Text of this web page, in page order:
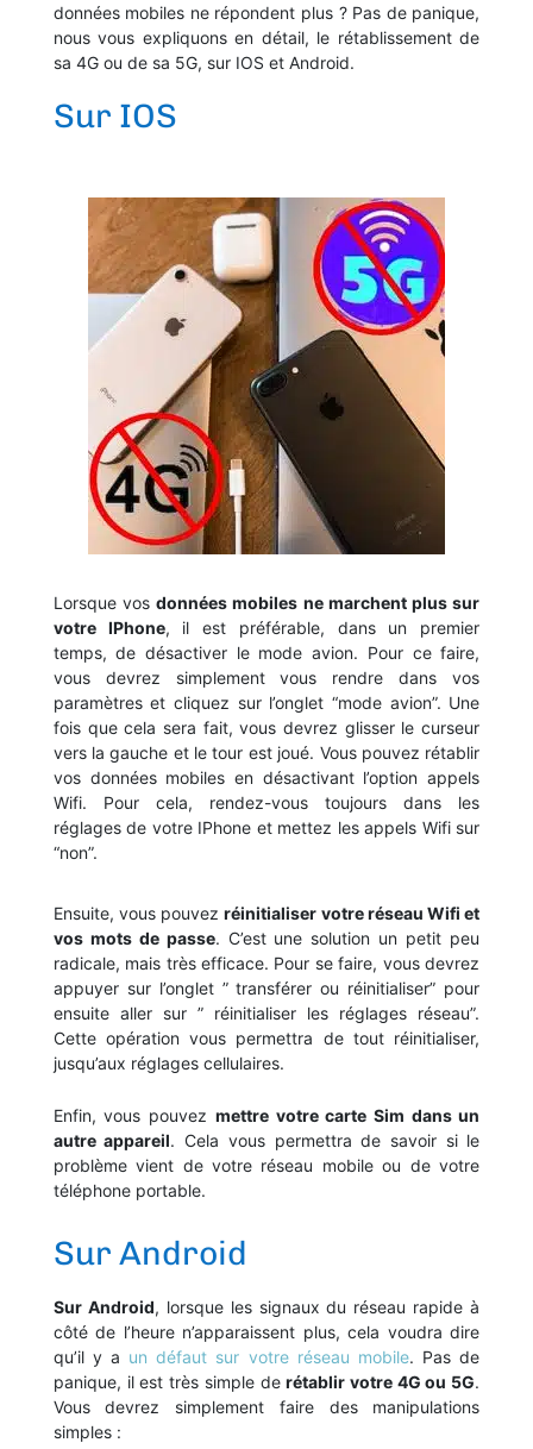
données mobiles ne répondent plus ? Pas de panique,
nous vous expliquons en détail, le rétablissement de
sa 4G ou de sa 5G, sur IOS et Android.
Sur IOS
Lorsque vosdonnées mobiles ne marchent plus sur
votre IPhone, il est préférable, dans un premier
temps, de désactiver le mode avion. Pour ce faire,
vous devrez simplement vous rendre dans vos
paramètres et cliquez sur l’onglet “mode avion”. Une
fois que cela sera fait, vous devrez glisser le curseur
vers la gauche et le tour est joué. Vous pouvez rétablir
vos données mobiles en désactivant l’option appels
Wifi. Pour cela, rendez-vous toujours dans les
réglages de votre IPhone et mettez les appels Wifi sur
“non”.
Ensuite, vous pouvezréinitialiser votre réseau Wifi et
vos mots de passe. C’est une solution un petit peu
radicale, mais très efficace. Pour se faire, vous devrez
appuyer sur l’onglet ” transférer ou réinitialiser” pour
ensuite aller sur ” réinitialiser les réglages réseau”.
Cette opération vous permettra de tout réinitialiser,
jusqu’aux réglages cellulaires.
Enfin, vous pouvez mettre votre carte Sim dans un
autre appareil. Cela vous permettra de savoir si le
problème vient de votre réseau mobile ou de votre
téléphone portable.
Sur Android
Sur Android, lorsque les signaux du réseau rapide à
côté de l’heure n’apparaissent plus, cela voudra dire
qu’il y a un défaut sur votre réseau mobile. Pas de
panique, il est très simple de rétablir votre 4G ou 5G.
Vous devrez simplement faire des manipulations
simples :